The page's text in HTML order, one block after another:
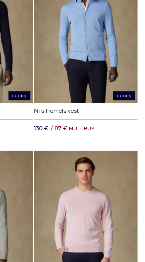
1+1=3 1+1=3
Nils hemels vest
130 € / 87 € MULTIBUY